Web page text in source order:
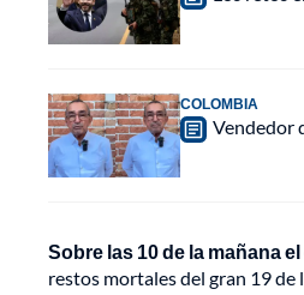
COLOMBIA
Vendedor
Sobre las 10 de la mañana
restos mortales del gran 19 de